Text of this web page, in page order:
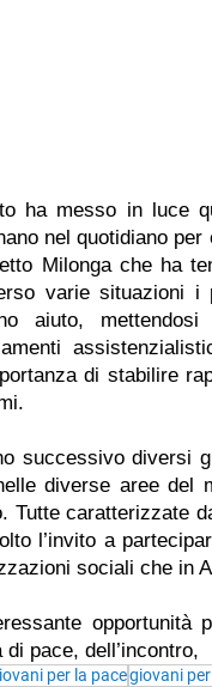
ha messo in luce
nel quotidiano
Milonga che ha
varie situazioni i
aiuto,
di stabilire
successivo diversi
diverse aree del
Tutte caratterizzate
l’invito a
sociali che in
di pace, dell’incontro,
per la pacegiovani